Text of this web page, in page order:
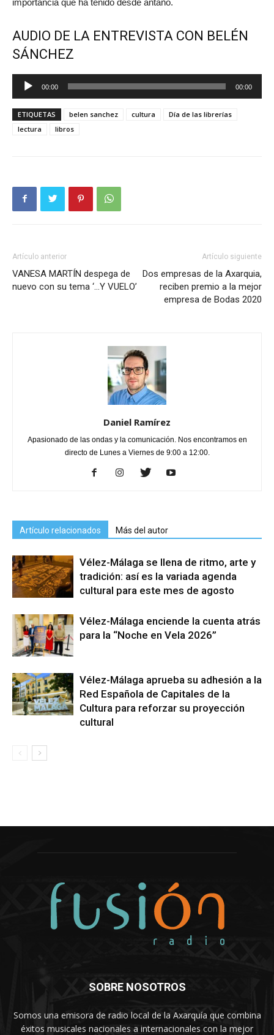
AUDIO DE LA ENTREVISTA CON BELÉN
SÁNCHEZ
Reproductor
de
audio
00:00 00:00
ETIQUETAS belen sanchez cultura
Día de las librerías
lectura
libros
Artículo anterior
VANESA MARTÍN despega de
nuevo con su tema ‘…Y VUELO’
Artículo siguiente
Dos empresas de la Axarquia,
reciben premio a la mejor
empresa de Bodas 2020
Daniel Ramírez
Apasionado de las ondas y la comunicación. Nos encontramos en
directo de Lunes a Viernes de 9:00 a 12:00.
Artículo relacionados Más del autor
Vélez-Málaga se llena de ritmo, arte y
tradición: así es la variada agenda
cultural para este mes de agosto
Vélez-Málaga enciende la cuenta atrás
para la “Noche en Vela 2026”
Vélez-Málaga aprueba su adhesión a la
Red Española de Capitales de la
Cultura para reforzar su proyección
cultural
SOBRE NOSOTROS
Somos una emisora de radio local de la Axarquía que combina
éxitos musicales nacionales a internacionales con la mejor